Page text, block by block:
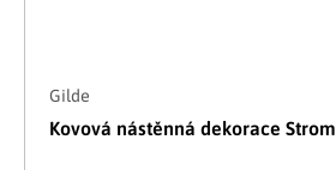
Gilde
Kovová nástěnná dekorace Strom